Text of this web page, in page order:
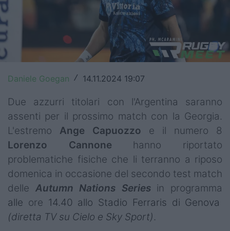
Champions Cup
Challenge Cup
World Rugby
Rugby World Cup
Super Rugby
Rugby in TV
Mercato
Serie A Elite
Campionati
Daniele Goegan / 14.11.2024 19:07
Due azzurri titolari con l'Argentina saranno
assenti per il prossimo match con la Georgia.
L'estremo Ange Capuozzo e il numero 8
Lorenzo Cannone hanno riportato
problematiche fisiche che li terranno a riposo
domenica in occasione del secondo test match
delle Autumn Nations Seriesin programma
alle ore 14.40 allo Stadio Ferraris di Genova
(diretta TV su Cielo e Sky Sport).